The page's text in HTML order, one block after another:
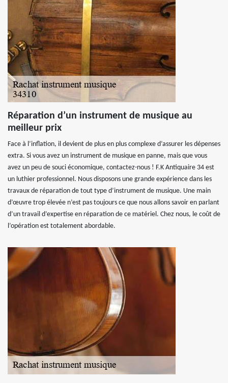
Réparation d’un instrument de musique au
meilleur prix
Face à l’inflation, il devient de plus en plus complexe d’assurer les dépenses
extra. Si vous avez un instrument de musique en panne, mais que vous
avez un peu de souci économique, contactez-nous ! F.K Antiquaire 34 est
un luthier professionnel. Nous disposons une grande expérience dans les
travaux de réparation de tout type d’instrument de musique. Une main
d’œuvre trop élevée n’est pas toujours ce que nous allons savoir en parlant
d’un travail d’expertise en réparation de ce matériel. Chez nous, le coût de
l’opération est totalement abordable.